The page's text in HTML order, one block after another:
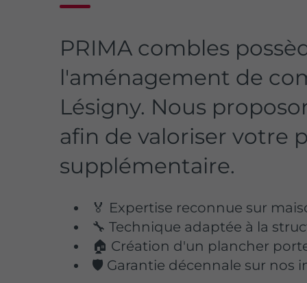
PRIMA combles
l'aménagement de
Lésigny. Nous
afin de valoriser votre
supplémentaire.
🏅 Expertise reconnue sur
🔧 Technique adaptée à la
🏠 Création d'un plancher
🛡️ Garantie décennale sur nos